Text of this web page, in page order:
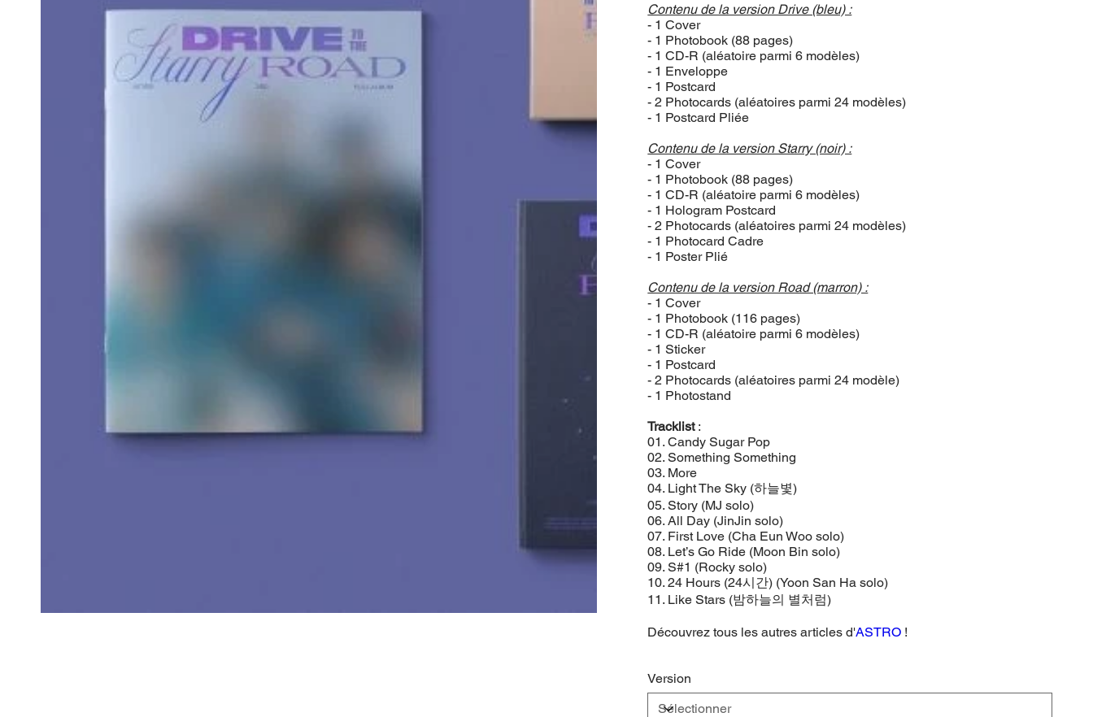
Contenu de la version Drive (bleu) :
- 1 Cover
- 1 Photobook (88 pages)
- 1 CD-R (aléatoire parmi 6 modèles)
- 1 Enveloppe
- 1 Postcard
- 2 Photocards (aléatoires parmi 24 modèles)
- 1 Postcard Pliée
Contenu de la version Starry (noir) :
- 1 Cover
- 1 Photobook (88 pages)
- 1 CD-R (aléatoire parmi 6 modèles)
- 1 Hologram Postcard
- 2 Photocards (aléatoires parmi 24 modèles)
- 1 Photocard Cadre
- 1 Poster Plié
Contenu de la version Road (marron) :
- 1 Cover
- 1 Photobook (116 pages)
- 1 CD-R (aléatoire parmi 6 modèles)
- 1 Sticker
- 1 Postcard
- 2 Photocards (aléatoires parmi 24 modèle)
- 1 Photostand
Tracklist:
01. Candy Sugar Pop
02. Something Something
03. More
04. Light The Sky (하늘볓)
05. Story (MJ solo)
06. All Day (JinJin solo)
07. First Love (Cha Eun Woo solo)
08. Let’s Go Ride (Moon Bin solo)
09. S#1 (Rocky solo)
10. 24 Hours (24시간) (Yoon San Ha solo)
11. Like Stars (밤하늘의 별처럼)
Découvrez tous les autres articles d'ASTRO !
Version